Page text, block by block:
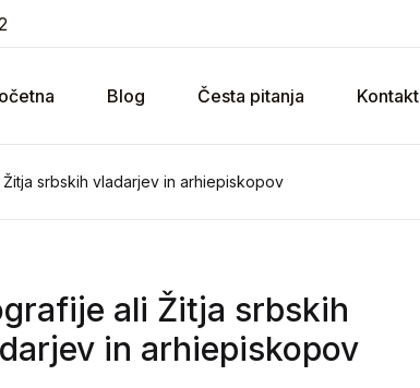
Blog Česta pitanja Kontakt
srbskih vladarjev in arhiepiskopov
ali Žitja srbskih
in arhiepiskopov